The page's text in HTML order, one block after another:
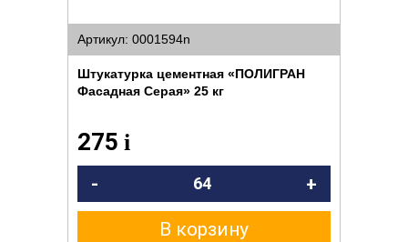
Артикул: 0001594n
Штукатурка цементная «ПОЛИГРАН
Фасадная Серая» 25 кг
275 i
- +
В корзину